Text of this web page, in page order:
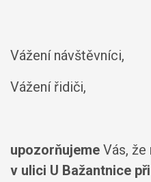
Vážení návštěvníci,
Vážení řidiči,
upozorňujeme Vás, že
v ulici U Bažantnice